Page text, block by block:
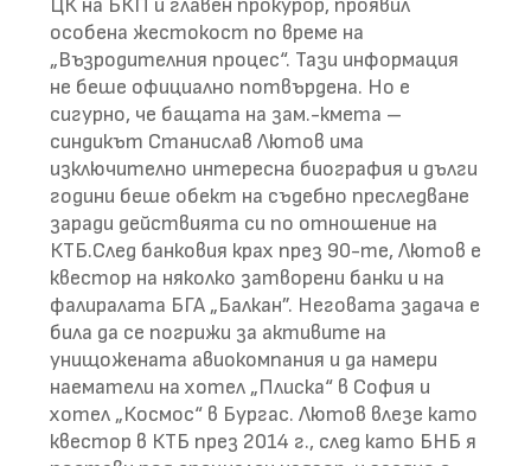
особена жестокост по време на
„Възродителния процес“. Тази информация
не беше официално потвърдена. Но е
сигурно, че бащата на зам.-кмета –
синдикът Станислав Лютов има
изключително интересна биография и дълги
години беше обект на съдебно преследване
заради действията си по отношение на
КТБ.След банковия крах през 90-те, Лютов е
квестор на няколко затворени банки и на
фалиралата БГА „Балкан”. Неговата задача е
била да се погрижи за активите на
унищожената авиокомпания и да намери
наематели на хотел „Плиска“ в София и
хотел „Космос“ в Бургас. Лютов влезе като
квестор в КТБ през 2014 г., след като БНБ я